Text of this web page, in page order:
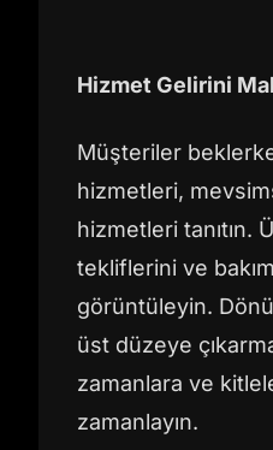
Hizmet Gelirini
Müşteriler
hizmetleri,
hizmetleri tanıtın.
tekliflerini ve
görüntüleyin.
üst düzeye
zamanlara ve
zamanlayın.